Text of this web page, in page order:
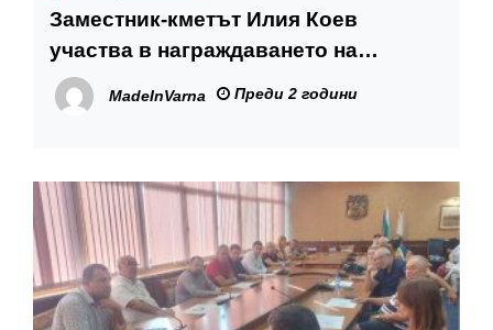
Заместник-кметът Илия Коев
участва в награждаването на
победителите в Европейско
първенство по плажен хандбал за
MadeInVarna Преди 2 години